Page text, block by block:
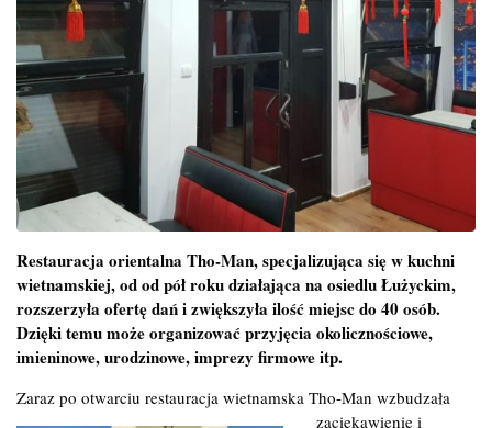
Restauracja orientalna Tho-Man, specjalizująca się w kuchni
wietnamskiej, od od pół roku działająca na osiedlu Łużyckim,
rozszerzyła ofertę dań i zwiększyła ilość miejsc do 40 osób.
Dzięki temu może organizować przyjęcia okolicznościowe,
imieninowe, urodzinowe, imprezy firmowe itp.
Zaraz po otwarciu restauracja wietnamska Tho-Man wzbudzała
zaciekawienie i